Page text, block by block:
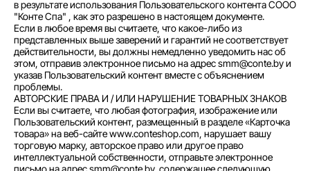
в результате использования Пользовательского контента СООО
"Конте Спа" , как это разрешено в настоящем документе.
Если в любое время вы считаете, что какое-либо из
представленных выше заверений и гарантий не соответствует
действительности, вы должны немедленно уведомить нас об
этом, отправив электронное письмо на адрес smm@conte.by и
указав Пользовательский контент вместе с объяснением
проблемы.
АВТОРСКИЕ ПРАВА И / ИЛИ НАРУШЕНИЕ ТОВАРНЫХ ЗНАКОВ
Если вы считаете, что любая фотография, изображение или
Пользовательский контент, размещенный в разделе «Карточка
товара» на веб-сайте www.conteshop.com, нарушает вашу
торговую марку, авторское право или другое право
интеллектуальной собственности, отправьте электронное